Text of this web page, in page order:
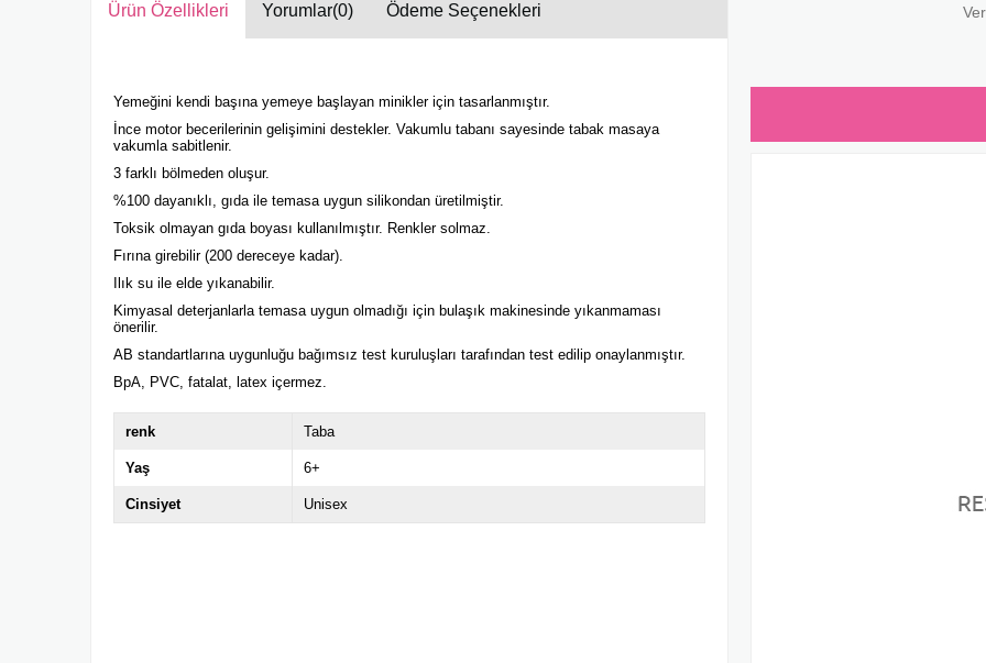
Ürün Özellikleri Yorumlar(0) Ödeme Seçenekleri
Yemeğini kendi başına yemeye başlayan minikler için tasarlanmıştır.
İnce motor becerilerinin gelişimini destekler. Vakumlu tabanı sayesinde tabak masaya
vakumla sabitlenir.
3 farklı bölmeden oluşur.
%100 dayanıklı, gıda ile temasa uygun silikondan üretilmiştir.
Toksik olmayan gıda boyası kullanılmıştır. Renkler solmaz.
Fırına girebilir (200 dereceye kadar).
Ilık su ile elde yıkanabilir.
Kimyasal deterjanlarla temasa uygun olmadığı için bulaşık makinesinde yıkanmaması
önerilir.
AB standartlarına uygunluğu bağımsız test kuruluşları tarafından test edilip onaylanmıştır.
BpA, PVC, fatalat, latex içermez.
renk Taba
Yaş 6+
Cinsiyet Unisex
Ver